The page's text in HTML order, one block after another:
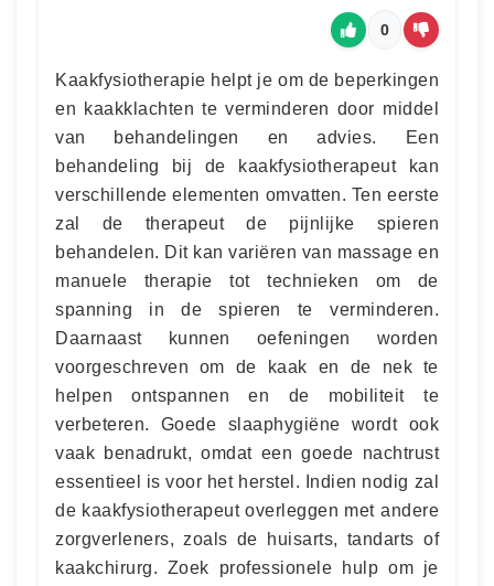
0
Kaakfysiotherapie helpt je om de beperkingen
en kaakklachten te verminderen door middel
van behandelingen en advies. Een
behandeling bij de kaakfysiotherapeut kan
verschillende elementen omvatten. Ten eerste
zal de therapeut de pijnlijke spieren
behandelen. Dit kan variëren van massage en
manuele therapie tot technieken om de
spanning in de spieren te verminderen.
Daarnaast kunnen oefeningen worden
voorgeschreven om de kaak en de nek te
helpen ontspannen en de mobiliteit te
verbeteren. Goede slaaphygiëne wordt ook
vaak benadrukt, omdat een goede nachtrust
essentieel is voor het herstel. Indien nodig zal
de kaakfysiotherapeut overleggen met andere
zorgverleners, zoals de huisarts, tandarts of
kaakchirurg. Zoek professionele hulp om je